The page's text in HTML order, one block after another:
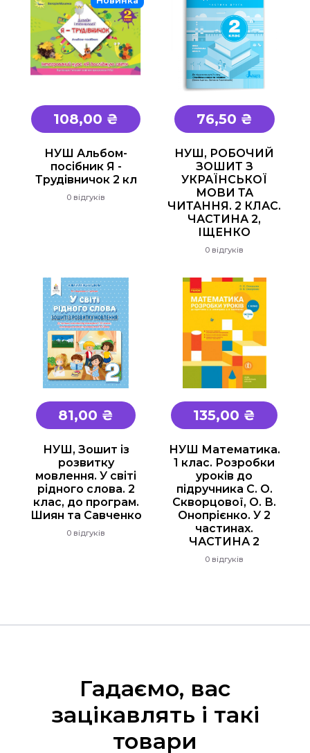
108,00 ₴
НУШ Альбом-
посібник Я -
Трудівничок 2 кл
0 відгуків
76,50 ₴
НУШ, РОБОЧИЙ
ЗОШИТ З
УКРАЇНСЬКОЇ
МОВИ ТА
ЧИТАННЯ. 2 КЛАС.
ЧАСТИНА 2,
ІЩЕНКО
0 відгуків
81,00 ₴
НУШ, Зошит із
розвитку
мовлення. У світі
рідного слова. 2
клас, до програм.
Шиян та Савченко
0 відгуків
135,00 ₴
НУШ Математика.
1 клас. Розробки
уроків до
підручника С. О.
Скворцової, О. В.
Онопрієнко. У 2
частинах.
ЧАСТИНА 2
0 відгуків
Гадаємо, вас
зацікавлять і такі
товари